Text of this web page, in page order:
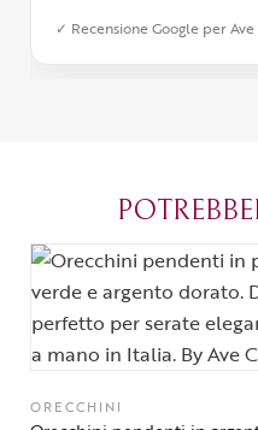
stato impeccabile:
✓ Recensione Google per
ORECCHINI